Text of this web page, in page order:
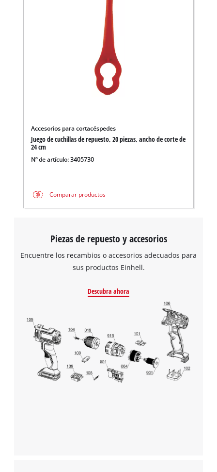
Accesorios para cortacéspedes
Juego de cuchillas de repuesto, 20 piezas, ancho de corte de
24 cm
Nº de artículo: 3405730
Comparar productos
Piezas de repuesto y accesorios
Encuentre los recambios o accesorios adecuados para
sus productos Einhell.
Descubra ahora